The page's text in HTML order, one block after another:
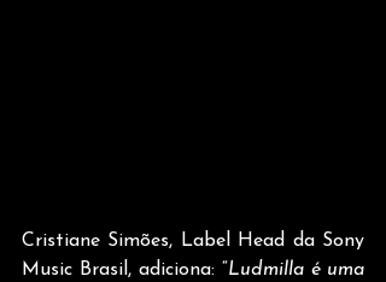
Cristiane Simões, Label Head da Sony
Music Brasil, adiciona: “Ludmilla é uma